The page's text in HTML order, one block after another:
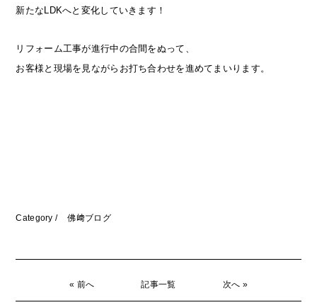
新たなLDKへと変化していきます！
リフォーム工事が進行中の合間をぬって、
お客様と現場を見ながらお打ち合わせを進めてまいります。
Category / 佛﨑ブログ
« 前へ 記事一覧 次へ »